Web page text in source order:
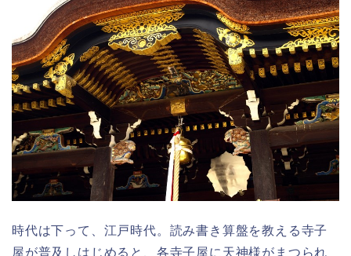
時代は下って、江戸時代。読み書き算盤を教える寺子
屋が普及しはじめると、各寺子屋に天神様がまつられ